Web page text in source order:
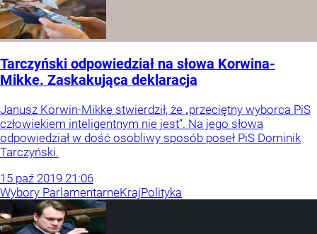
Tarczyński odpowiedział na słowa Korwina-
Mikke. Zaskakująca deklaracja
Janusz Korwin-Mikke stwierdził, że „przeciętny wyborca PiS
człowiekiem inteligentnym nie jest”. Na jego słowa
odpowiedział w dość osobliwy sposób poseł PiS Dominik
Tarczyński.
15 paź 2019 21:06
Wybory ParlamentarneKrajPolityka